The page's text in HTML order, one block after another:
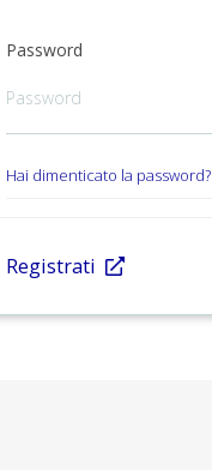
Password
Hai dimenticato la password?
Registrati